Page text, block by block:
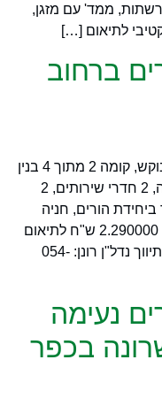
רשתות, ממד' עם מזגן,
לתיאום […]
4 חדרים ברחוב
חדש, דירת 4 חדרים ברחוב שוהם המבוקש, קומה 2 מתוך 4 בנין
בוטיק מטבח מאובזר היטב, ממד' בדירה, 2 חדרי שירותים, 2
ביחידת הורים, חניה
פרטית, מיקום מבוקש מאוד מחיר שיווק 2.290000 ש"ח לתיאום
פגישה התקשרו: רונן צור וליאת יחזקאל תיווך נדל"ן רונן: 054-
4 חדרים נעימה
בכפר